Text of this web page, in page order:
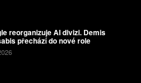
reorganizuje AI divizi. Demis
přechází do nové role